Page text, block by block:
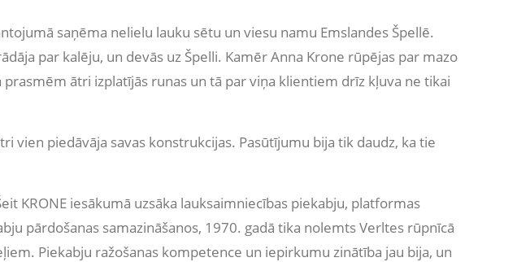
saņēma nelielu lauku sētu un viesu namu Emslandes Špellē.
par kalēju, un devās uz Špelli. Kamēr Anna Krone rūpējas par mazo
ātri izplatījās runas un tā par viņa klientiem drīz kļuva ne tikai
vien piedāvāja savas konstrukcijas. Pasūtījumu bija tik daudz, ka tie
KRONE iesākumā uzsāka lauksaimniecības piekabju, platformas
pārdošanas samazināšanos, 1970. gadā tika nolemts Verltes rūpnīcā
Piekabju ražošanas kompetence un iepirkumu zinātība jau bija, un